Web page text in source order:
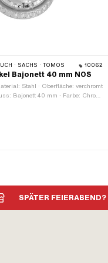
· SACHS · TOMOS 10062
Bajonett 40 mm NOS
Stahl · Oberfläche: verchromt
Bajonett 40 mm · Farbe: Chrom
SPÄTER FEIERABEND?